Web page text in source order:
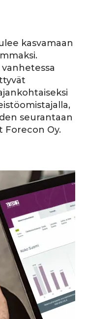
kasvamaan
seurantaan
Forecon Oy.